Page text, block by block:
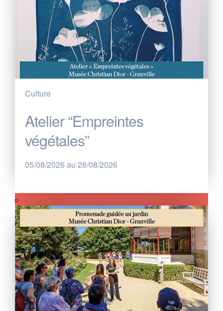
Culture
Atelier “Empreintes
végétales”
05/08/2026 au 28/08/2026